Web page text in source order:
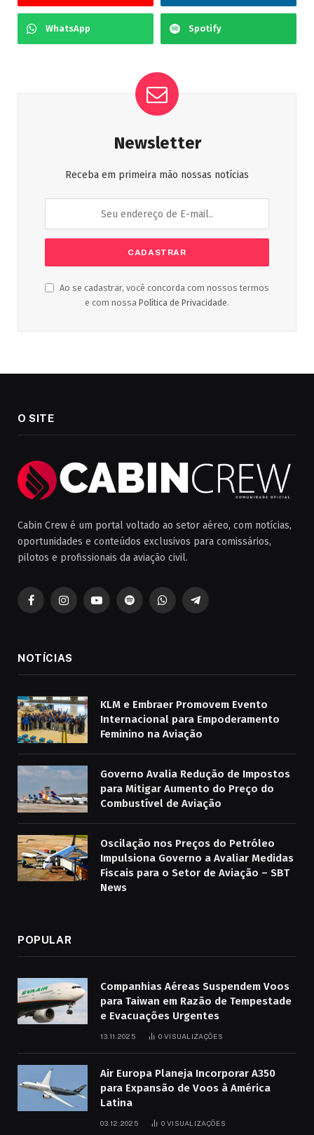
WhatsApp Spotify
Newsletter
Receba em primeira mão nossas notícias
Ao se cadastrar, você concorda com nossos termos
e com nossa Política de Privacidade.
O SITE
Cabin Crew é um portal voltado ao setor aéreo, com notícias,
oportunidades e conteúdos exclusivos para comissários,
pilotos e profissionais da aviação civil.
FacebookInstagramYouTubeSpotifyWhatsAppTelegrama
NOTÍCIAS
KLM e Embraer Promovem Evento
Internacional para Empoderamento
Feminino na Aviação
Governo Avalia Redução de Impostos
para Mitigar Aumento do Preço do
Combustível de Aviação
Oscilação nos Preços do Petróleo
Impulsiona Governo a Avaliar Medidas
Fiscais para o Setor de Aviação – SBT
News
POPULAR
Companhias Aéreas Suspendem Voos
para Taiwan em Razão de Tempestade
e Evacuações Urgentes
13.11.2025 0 VISUALIZAÇÕES
Air Europa Planeja Incorporar A350
para Expansão de Voos à América
Latina
03.12.2025 0 VISUALIZAÇÕES